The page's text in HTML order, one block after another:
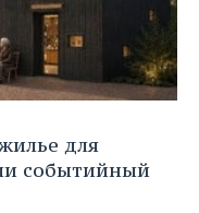
для
событийный